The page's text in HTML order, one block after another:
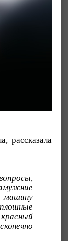
рассказала
машину